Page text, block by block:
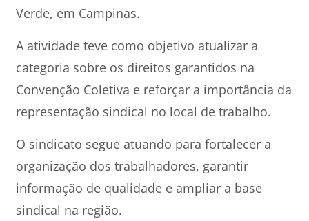
Verde, em Campinas.
A atividade teve como objetivo atualizar a
categoria sobre os direitos garantidos na
Convenção Coletiva e reforçar a importância da
representação sindical no local de trabalho.
O sindicato segue atuando para fortalecer a
organização dos trabalhadores, garantir
informação de qualidade e ampliar a base
sindical na região.